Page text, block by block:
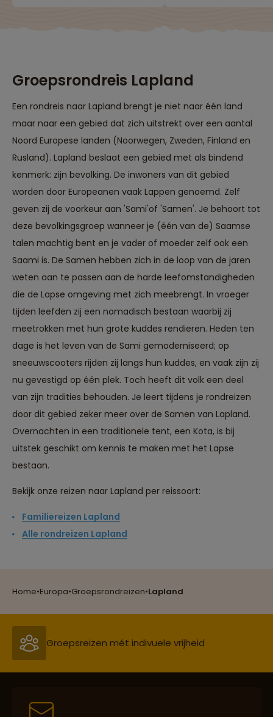
Home•Europa•Groepsrondreizen•Lapland
Groepsrondreis Lapland
Een rondreis naar Lapland brengt je niet naar één land
maar naar een gebied dat zich uitstrekt over een aantal
Noord Europese landen (Noorwegen, Zweden, Finland en
Rusland). Lapland beslaat een gebied met als bindend
kenmerk: zijn bevolking. De inwoners van dit gebied
worden door Europeanen vaak Lappen genoemd. Zelf
geven zij de voorkeur aan 'Sami'of 'Samen'. Je behoort tot
deze bevolkingsgroep wanneer je (één van de) Saamse
talen machtig bent en je vader of moeder zelf ook een
Saami is. De Samen hebben zich in de loop van de jaren
weten aan te passen aan de harde leefomstandigheden
die de Lapse omgeving met zich meebrengt. In vroeger
tijden leefden zij een nomadisch bestaan waarbij zij
meetrokken met hun grote kuddes rendieren. Heden ten
dage is het leven van de Sami gemoderniseerd; op
sneeuwscooters rijden zij langs hun kuddes, en vaak zijn zij
nu gevestigd op één plek. Toch heeft dit volk een deel
van zijn tradities behouden. Je leert tijdens je rondreizen
door dit gebied zeker meer over de Samen van Lapland.
Overnachten in een traditionele tent, een Kota, is bij
uitstek geschikt om kennis te maken met het Lapse
bestaan.
Bekijk onze reizen naar Lapland per reissoort:
Familiereizen Lapland
Alle rondreizen Lapland
Groepsreizen mét indivuele vrijheid
Persoonlijk en deskundig reisadvies